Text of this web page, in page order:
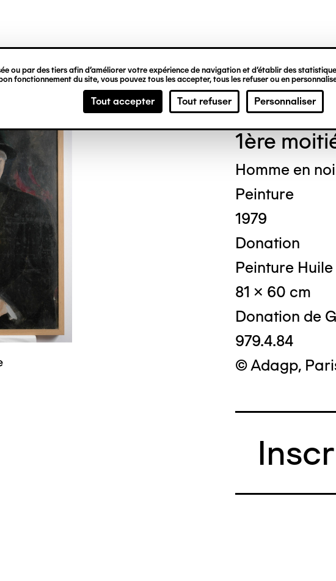
ou par des tiers afin d’améliorer votre expérience de navigation et d’établir des
fonctionnement du site, vous pouvez tous les accepter, tous les refuser ou en
Tout accepter Tout refuser Personnaliser
André
1ère
Homme en
Peinture
1979
Donation
Peinture
81 x 60 cm
Donation de
979.4.84
© Adagp,